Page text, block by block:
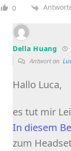
0
Della Huang
Antwort an
Hallo Luca,
es tut mir
In diesem
zum